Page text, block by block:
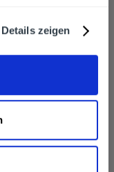
Details zeigen
bewegt sich